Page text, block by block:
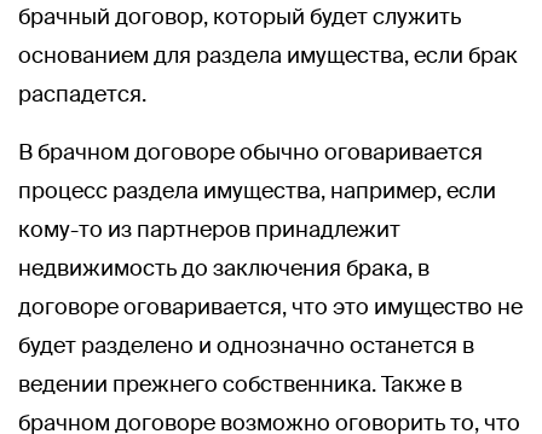
брачный договор, который будет служить
основанием для раздела имущества, если брак
распадется.
В брачном договоре обычно оговаривается
процесс раздела имущества, например, если
кому-то из партнеров принадлежит
недвижимость до заключения брака, в
договоре оговаривается, что это имущество не
будет разделено и однозначно останется в
ведении прежнего собственника. Также в
брачном договоре возможно оговорить то, что